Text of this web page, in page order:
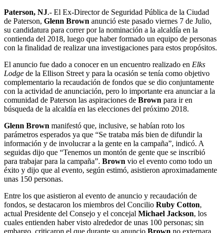
Paterson, NJ.- El Ex-Director de Seguridad Pública de la Ciudad
de Paterson, Glenn Brown anunció este pasado viernes 7 de Julio,
su candidatura para correr por la nominación a la alcaldía en la
contienda del 2018, luego que haber formado un equipo de personas
con la finalidad de realizar una investigaciones para estos propósitos.
El anuncio fue dado a conocer en un encuentro realizado en Elks
Lodge de la Ellison Street y para la ocasión se tenía como objetivo
complementario la recaudación de fondos que se dio conjuntamente
con la actividad de anunciación, pero lo importante era anunciar a la
comunidad de Paterson las aspiraciones de Brown para ir en
búsqueda de la alcaldía en las elecciones del próximo 2018.
Glenn Brown manifestó que, inclusive, se habían roto los
parámetros esperados ya que “Se trataba más bien de difundir la
información y de involucrar a la gente en la campaña”, indicó. A
seguidas dijo que “Tenemos un montón de gente que se inscribió
para trabajar para la campaña”. Brown vio el evento como todo un
éxito y dijo que al evento, según estimó, asistieron aproximadamente
unas 150 personas.
Entre los que asistieron al evento de anuncio y recaudación de
fondos, se destacaron los miembros del Concilio Ruby Cotton,
actual Presidente del Consejo y el concejal Michael Jackson, los
cuales entienden haber visto alrededor de unas 100 personas; sin
embargo, criticaron el que durante su anuncio Brown no externara